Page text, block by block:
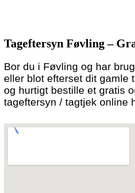
to
content
Tageftersyn Føvling –
Bor du i Føvling og har
eller blot efterset dit gamle
og hurtigt bestille et gratis
tageftersyn / tagtjek online